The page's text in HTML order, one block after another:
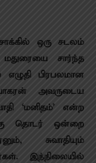
ஒரு சடலம்
மதுரையை சார்ந்த
பிரபலமான
– அவருடைய
‘மனிதம்’ என்ற
தொடர் ஒன்றை
சுவாதியும்
இந்நிலையில்